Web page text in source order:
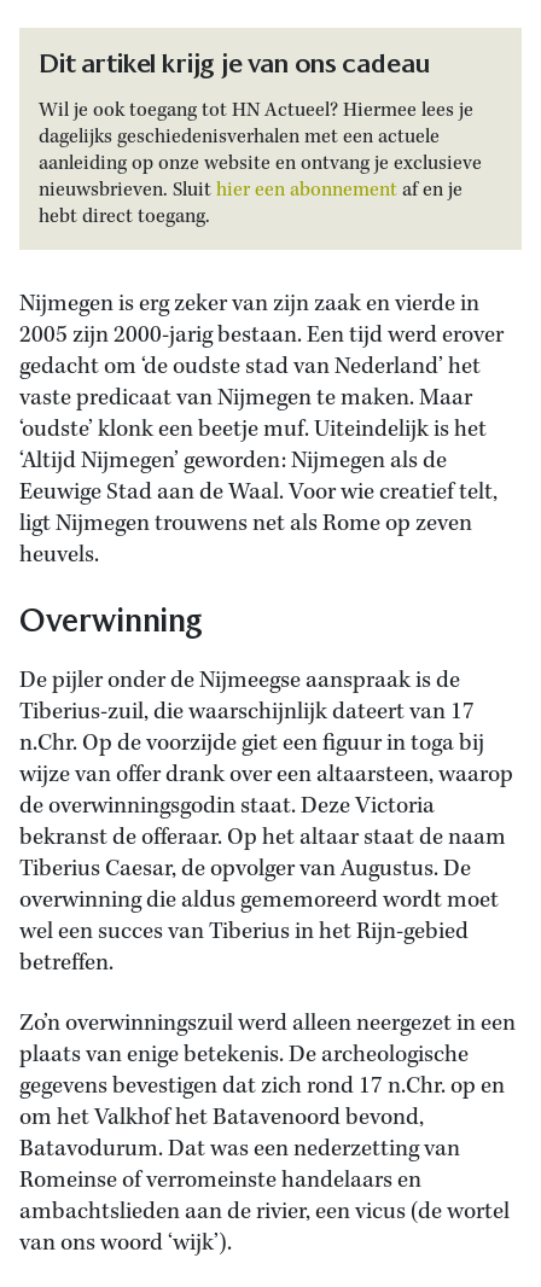
Dit artikel krijg je van ons cadeau
Wil je ook toegang tot HN Actueel? Hiermee lees je
dagelijks geschiedenisverhalen met een actuele
aanleiding op onze website en ontvang je exclusieve
nieuwsbrieven. Sluithier een abonnementaf en je
hebt direct toegang.
Nijmegen is erg zeker van zijn zaak en vierde in
2005 zijn 2000-jarig bestaan. Een tijd werd erover
gedacht om ‘de oudste stad van Nederland’ het
vaste predicaat van Nijmegen te maken. Maar
‘oudste’ klonk een beetje muf. Uiteindelijk is het
‘Altijd Nijmegen’ geworden: Nijmegen als de
Eeuwige Stad aan de Waal. Voor wie creatief telt,
ligt Nijmegen trouwens net als Rome op zeven
heuvels.
Overwinning
De pijler onder de Nijmeegse aanspraak is de
Tiberius-zuil, die waarschijnlijk dateert van 17
n.Chr. Op de voorzijde giet een figuur in toga bij
wijze van offer drank over een altaarsteen, waarop
de overwinningsgodin staat. Deze Victoria
bekranst de offeraar. Op het altaar staat de naam
Tiberius Caesar, de opvolger van Augustus. De
overwinning die aldus gememoreerd wordt moet
wel een succes van Tiberius in het Rijn-gebied
betreffen.
Zo’n overwinningszuil werd alleen neergezet in een
plaats van enige betekenis. De archeologische
gegevens bevestigen dat zich rond 17 n.Chr. op en
om het Valkhof het Batavenoord bevond,
Batavodurum. Dat was een nederzetting van
Romeinse of verromeinste handelaars en
ambachtslieden aan de rivier, een vicus (de wortel
van ons woord ‘wijk’).